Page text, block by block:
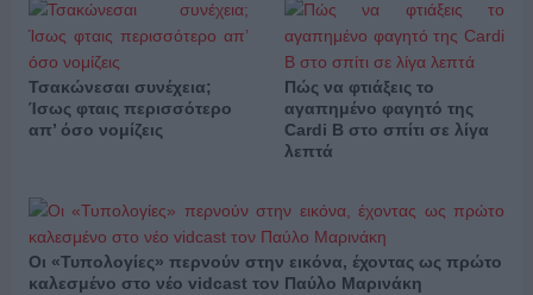
Τσακώνεσαι συνέχεια;
Ίσως φταις περισσότερο
απ’ όσο νομίζεις
Πώς να φτιάξεις το
αγαπημένο φαγητό της
Cardi B στο σπίτι σε λίγα
λεπτά
Οι «Τυπολογίες» περνούν στην εικόνα, έχοντας ως πρώτο
καλεσμένο στο νέο vidcast τον Παύλο Μαρινάκη